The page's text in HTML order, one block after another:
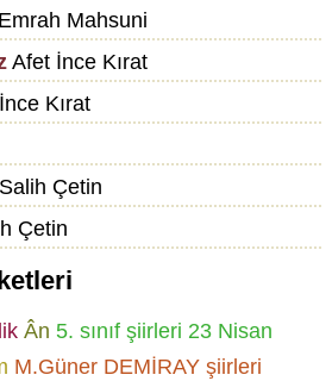
Emrah Mahsuni
Afet İnce Kırat
Kırat
Çetin
Çetin
Ân 5. sınıf şiirleri 23 Nisan
M.Güner DEMİRAY şiirleri